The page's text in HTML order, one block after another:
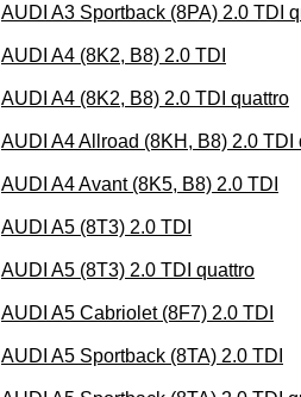
AUDI A3 Sportback (8PA) 2.0 TDI
AUDI A4 (8K2, B8) 2.0 TDI
AUDI A4 (8K2, B8) 2.0 TDI quattro
AUDI A4 Allroad (8KH, B8) 2.0 TDI
AUDI A4 Avant (8K5, B8) 2.0 TDI
AUDI A5 (8T3) 2.0 TDI
AUDI A5 (8T3) 2.0 TDI quattro
AUDI A5 Cabriolet (8F7) 2.0 TDI
AUDI A5 Sportback (8TA) 2.0 TDI